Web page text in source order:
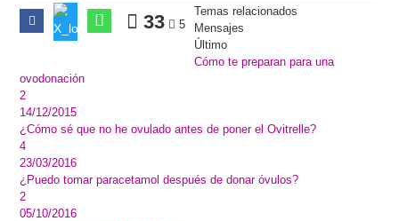
33 5
Temas relacionados
Mensajes
Último
Cómo te preparan para una
ovodonación
2
14/12/2015
¿Cómo sé que no he ovulado antes de poner el Ovitrelle?
4
23/03/2016
¿Puedo tomar paracetamol después de donar óvulos?
2
05/10/2016